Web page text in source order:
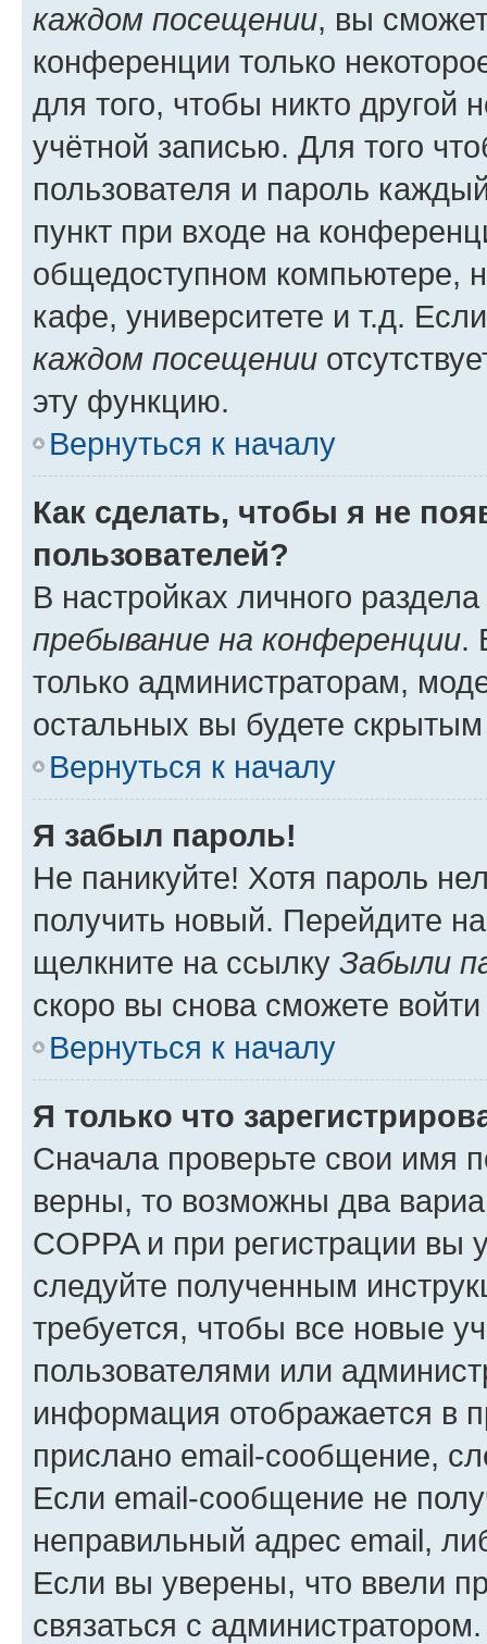
каждом посещении, вы
конференции только
для того, чтобы никто другой
учётной записью. Для того
пользователя и пароль
пункт при входе на
общедоступном компьютере,
кафе, университете и т.д.
каждом посещении
эту функцию.
Вернуться к началу
Как сделать, чтобы я не
пользователей?
В настройках личного
пребывание на конференции.
только администраторам,
остальных вы будете
Вернуться к началу
Я забыл пароль!
Не паникуйте! Хотя пароль
получить новый. Перейдите
щелкните на ссылку Забыли
скоро вы снова сможете
Вернуться к началу
Я только что
Сначала проверьте свои имя
верны, то возможны два
COPPA и при регистрации вы
следуйте полученным
требуется, чтобы все новые
пользователями или
информация отображается в
прислано email-сообщение,
Если email-сообщение не
неправильный адрес email,
Если вы уверены, что ввели
связаться с администратором.